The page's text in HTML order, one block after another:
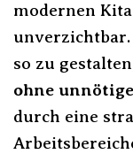
modernen
so zu
ohne
durch eine